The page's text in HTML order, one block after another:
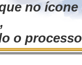
no
o